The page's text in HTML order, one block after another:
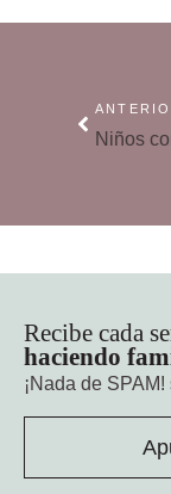
Recibe cada
haciendo
¡Nada de SPAM!